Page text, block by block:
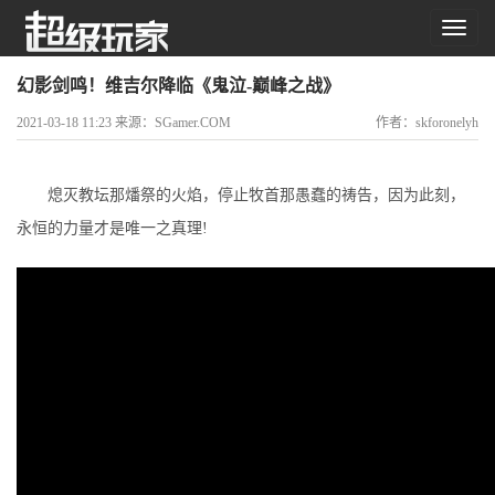
幻影剑鸣！维吉尔降临《鬼泣-巅峰之战》
2021-03-18 11:23 来源：SGamer.COM 作者：skforonelyh
熄灭教坛那燔祭的火焰，停止牧首那愚蠢的祷告，因为此刻，
永恒的力量才是唯一之真理!